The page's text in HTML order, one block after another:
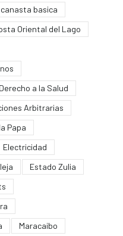
canasta basica
Oriental del Lago
Derecho a la Salud
Arbitrarias
Papa
Electricidad
Estado Zulia
Maracaibo